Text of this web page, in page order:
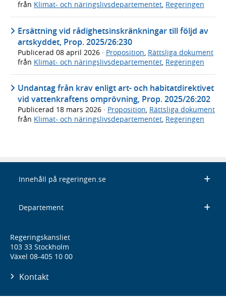
från Klimat- och näringslivsdepartementet, Regeringen
Ersättning vid rådighetsinskränkningar till följd av
artskyddet, Prop. 2025/26:230
Publicerad 08 april 2026 · Proposition Rättsliga dokument
från Klimat- och näringslivsdepartementet Regeringen
Undantag från krav enligt art- och habitatdirektivet
vid vattenkraftens omprövning, Prop. 2025/26:202
Publicerad 18 mars 2026 · Proposition, Rättsliga dokument
från Klimat- och näringslivsdepartementet, Regeringen
Innehåll på regeringen.se
Departement
Regeringskansliet
103 33 Stockholm
Växel 08-405 10 00
Kontakt